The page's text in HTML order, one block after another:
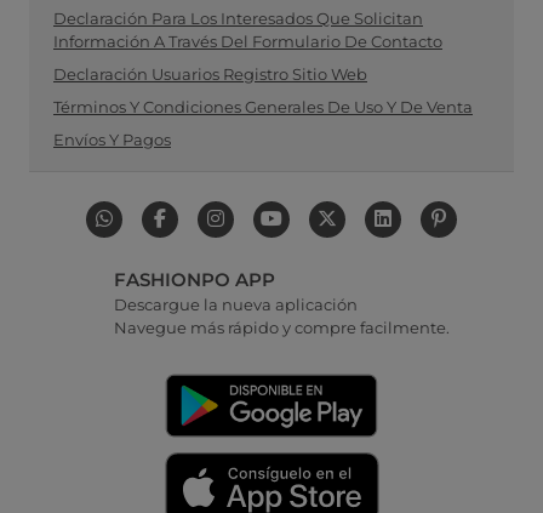
Declaración Para Los Interesados Que Solicitan
Información A Través Del Formulario De Contacto
Declaración Usuarios Registro Sitio Web
Términos Y Condiciones Generales De Uso Y De Venta
Envíos Y Pagos
FASHIONPO APP
Descargue la nueva aplicación
Navegue más rápido y compre facilmente.